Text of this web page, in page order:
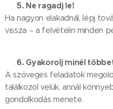
⏱️5. Ne ragadj le!
Ha nagyon elakadnál, lépj
vissza – a felvételin minden
💡6. Gyakorolj minél
A szöveges feladatok
találkozol velük, annál
gondolkodás menete.